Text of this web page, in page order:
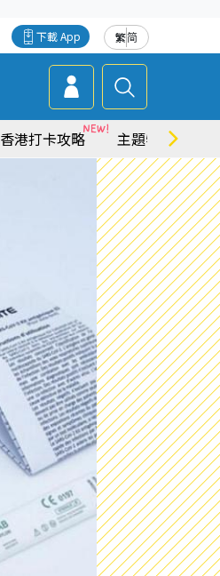
繁简
下載 App
香港打卡攻略 主題特集